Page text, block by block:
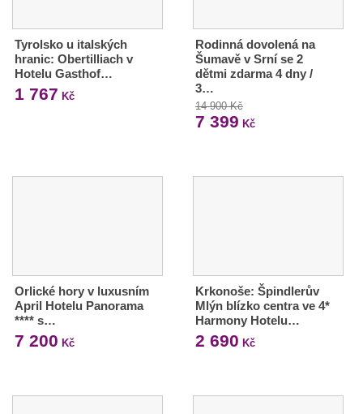
Tyrolsko u italských
hranic: Obertilliach v
Hotelu Gasthof…
1 767 Kč
Rodinná dovolená na
Šumavě v Srní se 2
dětmi zdarma 4 dny /
3…
14 900 Kč
7 399 Kč
Orlické hory v luxusním
April Hotelu Panorama
**** s…
7 200 Kč
Krkonoše: Špindlerův
Mlýn blízko centra ve 4*
Harmony Hotelu…
2 690 Kč